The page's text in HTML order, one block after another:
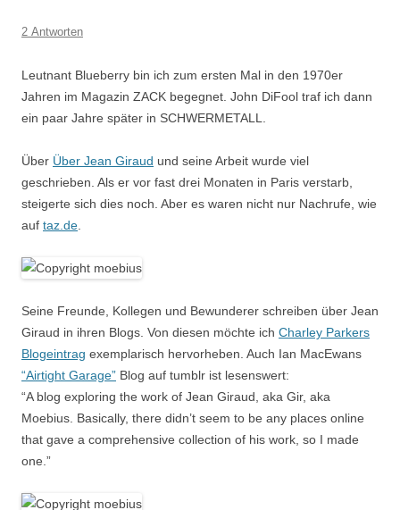
2 Antworten
Leutnant Blueberry bin ich zum ersten Mal in den 1970er
Jahren im Magazin ZACK begegnet. John DiFool traf ich dann
ein paar Jahre später in SCHWERMETALL.
Über Über Jean Giraud und seine Arbeit wurde viel
geschrieben. Als er vor fast drei Monaten in Paris verstarb,
steigerte sich dies noch. Aber es waren nicht nur Nachrufe, wie
auf taz.de
Seine Freunde, Kollegen und Bewunderer schreiben über Jean
Giraud in ihren Blogs. Von diesen möchte ich Charley Parkers
Blogeintrag exemplarisch hervorheben. Auch Ian MacEwans
“Airtight Garage” Blog auf tumblr ist lesenswert:
“A blog exploring the work of Jean Giraud, aka Gir, aka
Moebius. Basically, there didn’t seem to be any places online
that gave a comprehensive collection of his work, so I made
one.”